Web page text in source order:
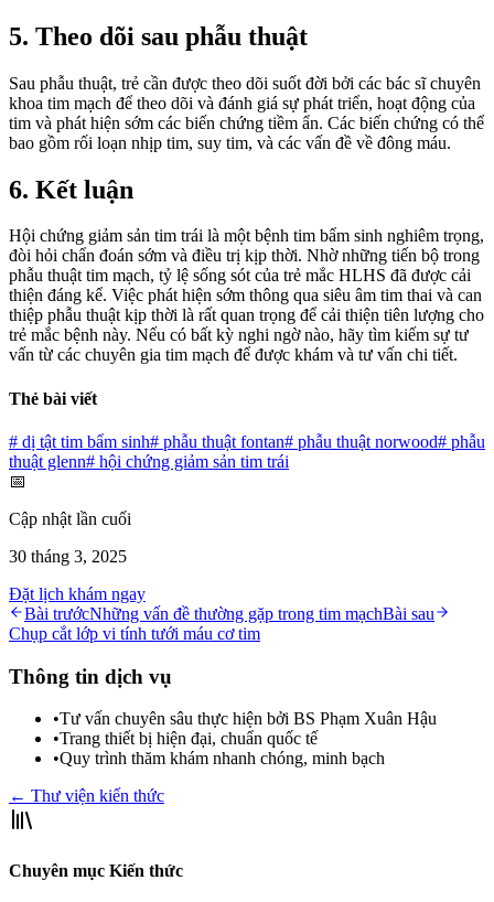
5. Theo dõi sau phẫu thuật
Sau phẫu thuật, trẻ cần được theo dõi suốt đời bởi các bác sĩ chuyên
khoa tim mạch để theo dõi và đánh giá sự phát triển, hoạt động của
tim và phát hiện sớm các biến chứng tiềm ẩn. Các biến chứng có thể
bao gồm rối loạn nhịp tim, suy tim, và các vấn đề về đông máu.
6. Kết luận
Hội chứng giảm sản tim trái là một bệnh tim bẩm sinh nghiêm trọng,
đòi hỏi chẩn đoán sớm và điều trị kịp thời. Nhờ những tiến bộ trong
phẫu thuật tim mạch, tỷ lệ sống sót của trẻ mắc HLHS đã được cải
thiện đáng kể. Việc phát hiện sớm thông qua siêu âm tim thai và can
thiệp phẫu thuật kịp thời là rất quan trọng để cải thiện tiên lượng cho
trẻ mắc bệnh này. Nếu có bất kỳ nghi ngờ nào, hãy tìm kiếm sự tư
vấn từ các chuyên gia tim mạch để được khám và tư vấn chi tiết.
Thẻ bài viết
# dị tật tim bẩm sinh# phẫu thuật fontan# phẫu thuật norwood# phẫu
thuật glenn# hội chứng giảm sản tim trái
📅
Cập nhật lần cuối
30 tháng 3, 2025
Đặt lịch khám ngay
Bài trướcNhững vấn đề thường gặp trong tim mạchBài sau
Chụp cắt lớp vi tính tưới máu cơ tim
Thông tin dịch vụ
•Tư vấn chuyên sâu thực hiện bởi BS Phạm Xuân Hậu
•Trang thiết bị hiện đại, chuẩn quốc tế
•Quy trình thăm khám nhanh chóng, minh bạch
← Thư viện kiến thức
Chuyên mục Kiến thức